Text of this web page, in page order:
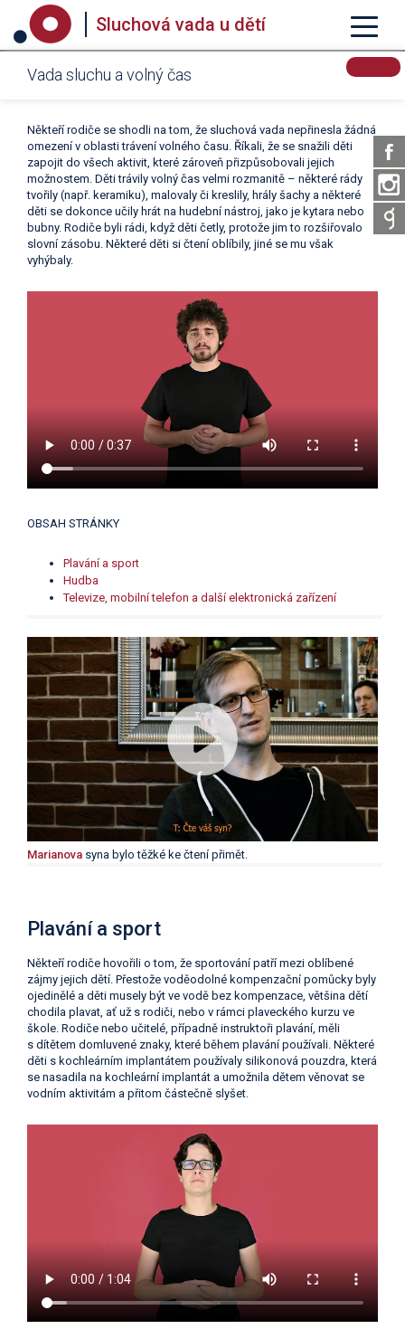
Sluchová vada u dětí
Vada sluchu a volný čas
Někteří rodiče se shodli na tom, že sluchová vada nepřinesla žádná
omezení v oblasti trávení volného času. Říkali, že se snažili děti
zapojit do všech aktivit, které zároveň přizpůsobovali jejich
možnostem. Děti trávily volný čas velmi rozmanitě – některé rády
tvořily (např. keramiku), malovaly či kreslily, hrály šachy a některé
děti se dokonce učily hrát na hudební nástroj, jako je kytara nebo
bubny. Rodiče byli rádi, když děti četly, protože jim to rozšiřovalo
slovní zásobu. Některé děti si čtení oblíbily, jiné se mu však
vyhýbaly.
OBSAH STRÁNKY
Plavání a sport
Hudba
Televize, mobilní telefon a další elektronická zařízení
Marianova syna bylo těžké ke čtení přimět.
Plavání a sport
Někteří rodiče hovořili o tom, že sportování patří mezi oblíbené
zájmy jejich dětí. Přestože voděodolné kompenzační pomůcky byly
ojedinělé a děti musely být ve vodě bez kompenzace, většina dětí
chodila plavat, ať už s rodiči, nebo v rámci plaveckého kurzu ve
škole. Rodiče nebo učitelé, případně instruktoři plavání, měli
s dítětem domluvené znaky, které během plavání používali. Některé
děti s kochleárním implantátem používaly silikonová pouzdra, která
se nasadila na kochleární implantát a umožnila dětem věnovat se
vodním aktivitám a přitom částečně slyšet.